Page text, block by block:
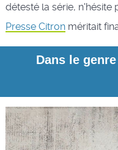
détesté la série, n'hésite
Presse Citronméritait
Dans le